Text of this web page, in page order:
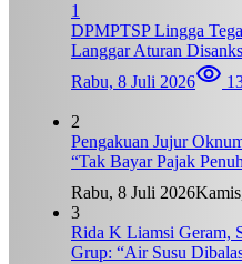
1
DPMPTSP Lingga
Langgar Aturan
Rabu, 8 Juli 2026
2
Pengakuan Jujur
“Tak Bayar Pajak
Rabu, 8 Juli 2026
3
Rida K Liamsi Geram,
Grup: “Air Susu